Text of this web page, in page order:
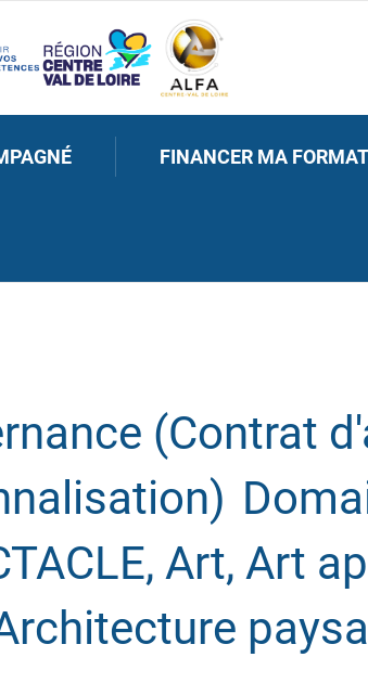
FINANCER MA
(Contrat
Art, Art
paysa